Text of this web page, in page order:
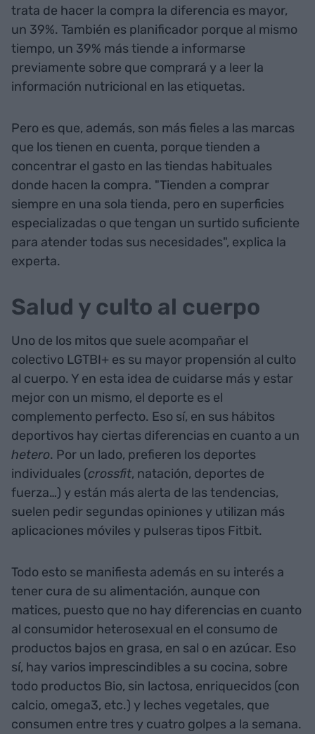
trata de hacer la compra la diferencia es mayor,
un 39%. También es planificador porque al mismo
tiempo, un 39% más tiende a informarse
previamente sobre que comprará y a leer la
información nutricional en las etiquetas.
Pero es que, además, son más fieles a las marcas
que los tienen en cuenta, porque tienden a
concentrar el gasto en las tiendas habituales
donde hacen la compra. "Tienden a comprar
siempre en una sola tienda, pero en superficies
especializadas o que tengan un surtido suficiente
para atender todas sus necesidades", explica la
experta.
Salud y culto al cuerpo
Uno de los mitos que suele acompañar el
colectivo LGTBI+ es su mayor propensión al culto
al cuerpo. Y en esta idea de cuidarse más y estar
mejor con un mismo, el deporte es el
complemento perfecto. Eso sí, en sus hábitos
deportivos hay ciertas diferencias en cuanto a un
hetero. Por un lado, prefieren los deportes
individuales (crossfit, natación, deportes de
fuerza…) y están más alerta de las tendencias,
suelen pedir segundas opiniones y utilizan más
aplicaciones móviles y pulseras tipos Fitbit.
Todo esto se manifiesta además en su interés a
tener cura de su alimentación, aunque con
matices, puesto que no hay diferencias en cuanto
al consumidor heterosexual en el consumo de
productos bajos en grasa, en sal o en azúcar. Eso
sí, hay varios imprescindibles a su cocina, sobre
todo productos Bio, sin lactosa, enriquecidos (con
calcio, omega3, etc.) y leches vegetales, que
consumen entre tres y cuatro golpes a la semana.